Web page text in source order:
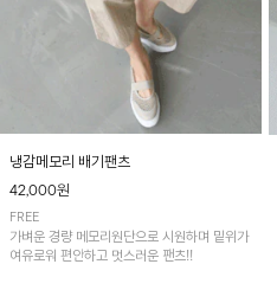
냉감메모리 배기팬츠
42,000원
FREE
가벼운 경량 메모리원단으로 시원하며 밑위가
여유로워 편안하고 멋스러운 팬츠!!